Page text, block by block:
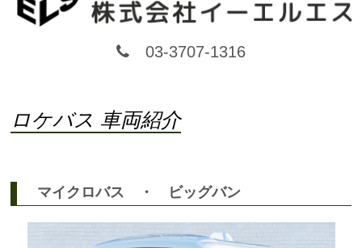
03-3707-1316
ロケバス 車両紹介
マイクロバス ・ ビッグバン